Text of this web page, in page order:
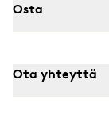
Osta
Ota yhteyttä